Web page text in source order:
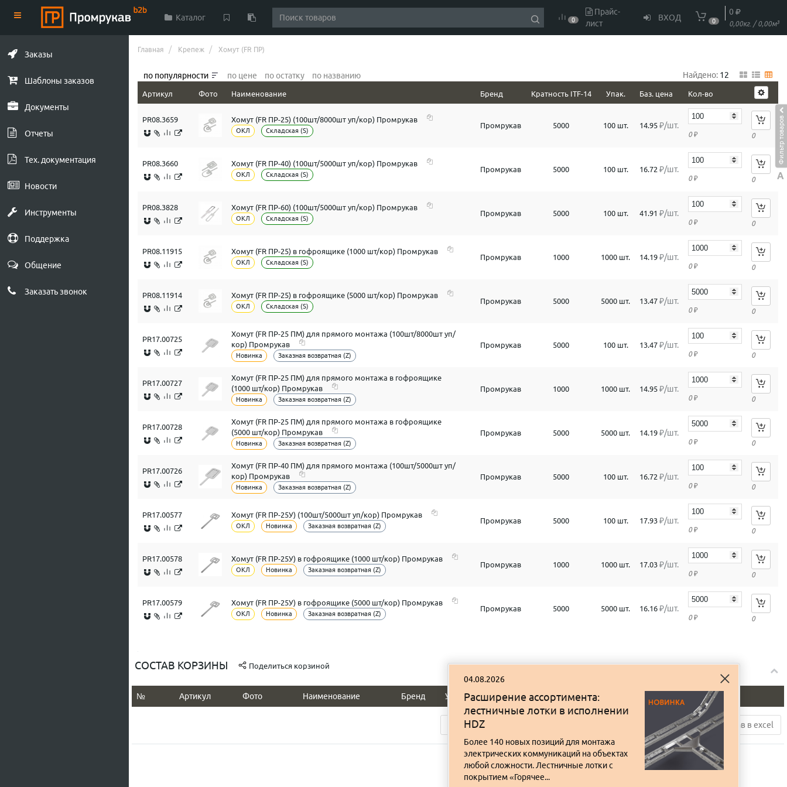
Заказы
Шаблоны заказов
Документы
Отчеты
Тех. документация
Новости
Инструменты
Поддержка
Общение
Заказать звонок
Каталог 0
Прайс-
лист
ВХОД 0
0
0,00кг. / 0,00м3
Главная Крепеж Хомут (FR ПР)
по популярности по цене по остатку по названию Найдено: 12
Артикул Фото Наименование Бренд Кратность ITF-14 Упак. Баз. цена Кол-во
PR08.3659 Хомут (FR ПР-25) (100шт/8000шт уп/кор) Промрукав
ОКЛ Складская (S)
Промрукав 5000 100 шт. 14.95 ₽/шт.
0 ₽ 0
PR08.3660 Хомут (FR ПР-40) (100шт/5000шт уп/кор) Промрукав
ОКЛ Складская (S)
Промрукав 5000 100 шт. 16.72 ₽/шт.
0 ₽ 0
PR08.3828 Хомут (FR ПР-60) (100шт/5000шт уп/кор) Промрукав
ОКЛ Складская (S)
Промрукав 5000 100 шт. 41.91 ₽/шт.
0 ₽ 0
PR08.11915 Хомут (FR ПР-25) в гофроящике (1000 шт/кор) Промрукав
ОКЛ Складская (S)
Промрукав 1000 1000 шт. 14.19 ₽/шт.
0 ₽ 0
PR08.11914 Хомут (FR ПР-25) в гофроящике (5000 шт/кор) Промрукав
ОКЛ Складская (S)
Промрукав 5000 5000 шт. 13.47 ₽/шт.
0 ₽ 0
PR17.00725
Хомут (FR ПР-25 ПМ) для прямого монтажа (100шт/8000шт уп/
кор) Промрукав
Новинка Заказная возвратная (Z)
Промрукав 5000 100 шт. 13.47 ₽/шт.
0 ₽ 0
PR17.00727
Хомут (FR ПР-25 ПМ) для прямого монтажа в гофроящике
(1000 шт/кор) Промрукав
Новинка Заказная возвратная (Z)
Промрукав 1000 1000 шт. 14.95 ₽/шт.
0 ₽ 0
PR17.00728
Хомут (FR ПР-25 ПМ) для прямого монтажа в гофроящике
(5000 шт/кор) Промрукав
Новинка Заказная возвратная (Z)
Промрукав 5000 5000 шт. 14.19 ₽/шт.
0 ₽ 0
PR17.00726
Хомут (FR ПР-40 ПМ) для прямого монтажа (100шт/5000шт уп/
кор) Промрукав
Новинка Заказная возвратная (Z)
Промрукав 5000 100 шт. 16.72 ₽/шт.
0 ₽ 0
PR17.00577 Хомут (FR ПР-25У) (100шт/5000шт уп/кор) Промрукав
ОКЛ Новинка Заказная возвратная (Z)
Промрукав 5000 100 шт. 17.93 ₽/шт.
0 ₽ 0
PR17.00578 Хомут (FR ПР-25У) в гофроящике (1000 шт/кор) Промрукав
ОКЛ Новинка Заказная возвратная (Z)
Промрукав 1000 1000 шт. 17.03 ₽/шт.
0 ₽ 0
PR17.00579 Хомут (FR ПР-25У) в гофроящике (5000 шт/кор) Промрукав
ОКЛ Новинка Заказная возвратная (Z)
Промрукав 5000 5000 шт. 16.16 ₽/шт.
0 ₽ 0
04.08.2026
Расширение ассортимента:
лестничные лотки в исполнении
HDZ
Более 140 новых позиций для монтажа
электрических коммуникаций на объектах
любой сложности. Лестничные лотки с
покрытием «Горячее...
A
Фильтр товаров
СОСТАВ КОРЗИНЫ Поделиться корзиной
№ Артикул Фото Наименование Бренд Упак. Вес Объем Кол-во Сумма
Очистить корзину Сохранить состав в excel